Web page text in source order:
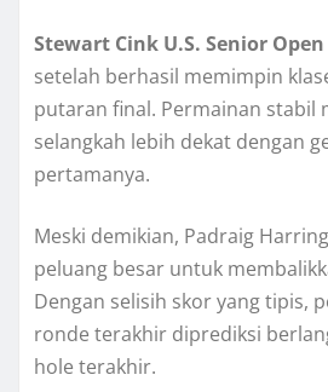
Stewart Cink U.S. Senior Open
setelah berhasil memimpin
putaran final. Permainan stabil
selangkah lebih dekat dengan
pertamanya.
Meski demikian, Padraig
peluang besar untuk
Dengan selisih skor yang tipis,
ronde terakhir diprediksi
hole terakhir.